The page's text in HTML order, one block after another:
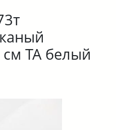
ТА белый